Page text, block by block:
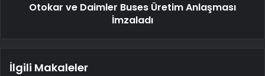
Otokar ve Daimler Buses Üretim Anlaşması
İmzaladı
İlgili Makaleler